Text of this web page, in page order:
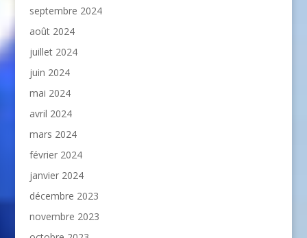
septembre 2024
août 2024
juillet 2024
juin 2024
mai 2024
avril 2024
mars 2024
février 2024
janvier 2024
décembre 2023
novembre 2023